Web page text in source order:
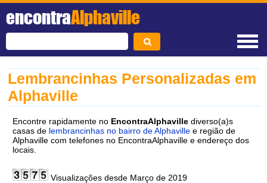
encontraAlphaville
Lembrancinhas Personalizadas em
Alphaville
Encontre rapidamente no EncontraAlphaville diverso(a)s
casas de lembrancinhas no bairro de Alphaville e região de
Alphaville com telefones no EncontraAlphaville e endereço dos
locais.
Visualizações desde Março de 2019